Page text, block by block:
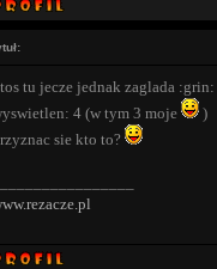
tu jecze jednak zaglada :grin:
4 (w tym 3 moje
)
sie kto to?